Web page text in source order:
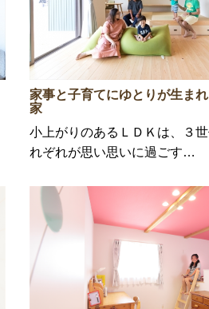
家事と子育てにゆとりが生ま
家
小上がりのあるＬＤＫは、３
れぞれが思い思いに過ごす…